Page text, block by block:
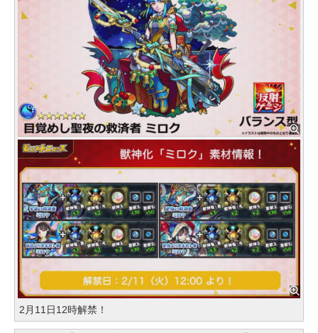
2月11日12時解禁！